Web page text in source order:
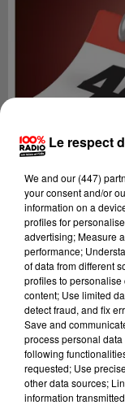
Lecture
100%
Le respect
We and our (447)
your consent and/or
information on a
profiles for
advertising; Measure
performance;
of data from different
profiles to
content; Use limited
detect fraud, and fix
Save and
process personal
following
requested; Use
other data sources;
information